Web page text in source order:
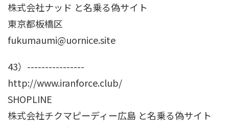
株式会社ナッド と名乗る偽サイト
東京都板橋区
fukumaumi@uornice.site
43）----------------
http://www.iranforce.club/
SHOPLINE
株式会社チクマピーディー広島 と名乗る偽サイト